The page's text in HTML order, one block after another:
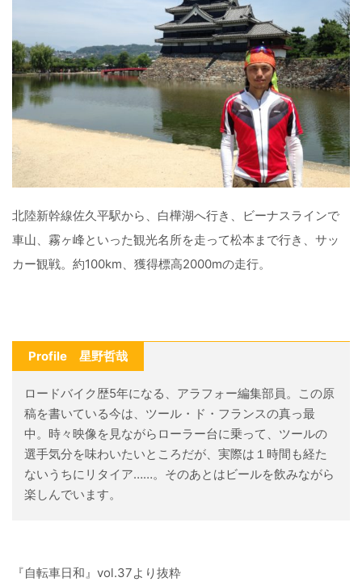
北陸新幹線佐久平駅から、白樺湖へ行き、ビーナスラインで
車山、霧ヶ峰といった観光名所を走って松本まで行き、サッ
カー観戦。約100km、獲得標高2000mの走行。
Profile 星野哲哉
ロードバイク歴5年になる、アラフォー編集部員。この原
稿を書いている今は、ツール・ド・フランスの真っ最
中。時々映像を見ながらローラー台に乗って、ツールの
選手気分を味わいたいところだが、実際は１時間も経た
ないうちにリタイア……。そのあとはビールを飲みながら
楽しんでいます。
『自転車日和』vol.37より抜粋